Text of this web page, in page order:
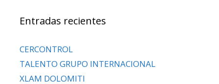
Entradas recientes
CERCONTROL
TALENTO GRUPO INTERNACIONAL
XLAM DOLOMITI